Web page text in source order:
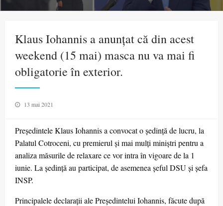
Klaus Iohannis a anunțat că din acest
weekend (15 mai) masca nu va mai fi
obligatorie în exterior.
Posted
13 mai 2021
Președintele Klaus Iohannis a convocat o ședință de lucru, la
Palatul Cotroceni, cu premierul și mai mulți miniștri pentru a
analiza măsurile de relaxare ce vor intra în vigoare de la 1
iunie. La ședință au participat, de asemenea șeful DSU și șefa
INSP.
Principalele declarații ale Președintelui Iohannis, făcute după